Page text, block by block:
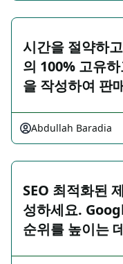
시간을 절약하
의 100% 고유
을 작성하여 판
Abdullah Baradia
SEO 최적화된
성하세요.
순위를 높이는